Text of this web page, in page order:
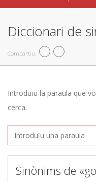
Diccionari de
Compartiu
Introduïu la paraula que
cerca.
Sinònims de